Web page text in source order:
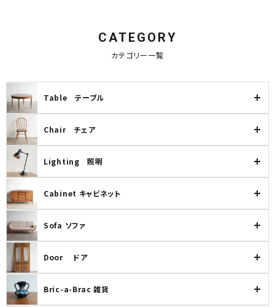
CATEGORY
カテゴリー一覧
Table テーブル
Chair チェア
Lighting 照明
Cabinet キャビネット
Sofa ソファ
Door ドア
Bric-a-Brac 雑貨